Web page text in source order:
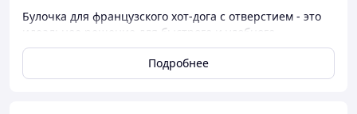
Булочка для французского хот-дога с отверстием - это
идеальное решение для быстрого и удобного
приготовления хот-догов в формате стрит-фуда и
Подробнее